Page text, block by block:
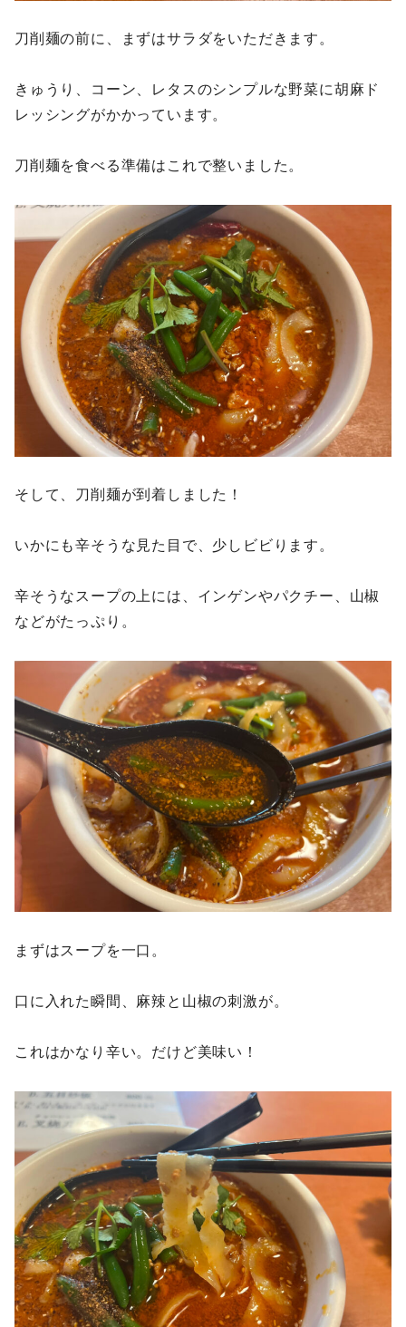
刀削麺の前に、まずはサラダをいただきます。
きゅうり、コーン、レタスのシンプルな野菜に胡麻ド
レッシングがかかっています。
刀削麺を食べる準備はこれで整いました。
そして、刀削麺が到着しました！
いかにも辛そうな見た目で、少しビビります。
辛そうなスープの上には、インゲンやパクチー、山椒
などがたっぷり。
まずはスープを一口。
口に入れた瞬間、麻辣と山椒の刺激が。
これはかなり辛い。だけど美味い！